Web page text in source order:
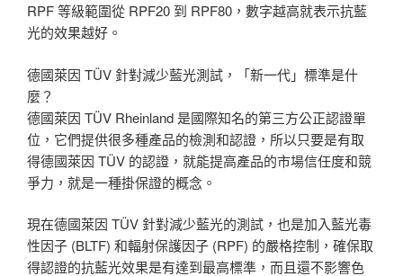
RPF 等級範圍從 RPF20 到 RPF80，數字越高就表示抗藍
光的效果越好。
德國萊因 TÜV 針對減少藍光測試，「新一代」標準是什
麼？
德國萊因 TÜV Rheinland 是國際知名的第三方公正認證單
位，它們提供很多種產品的檢測和認證，所以只要是有取
得德國萊因 TÜV 的認證，就能提高產品的市場信任度和競
爭力，就是一種掛保證的概念。
現在德國萊因 TÜV 針對減少藍光的測試，也是加入藍光毒
性因子 (BLTF) 和輻射保護因子 (RPF) 的嚴格控制，確保取
得認證的抗藍光效果是有達到最高標準，而且還不影響色